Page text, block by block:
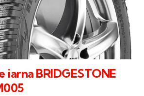
iarna BRIDGESTONE